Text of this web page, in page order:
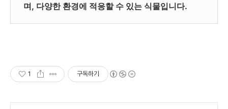
며, 다양한 환경에 적응할 수 있는 식물입니다.
1 구독하기